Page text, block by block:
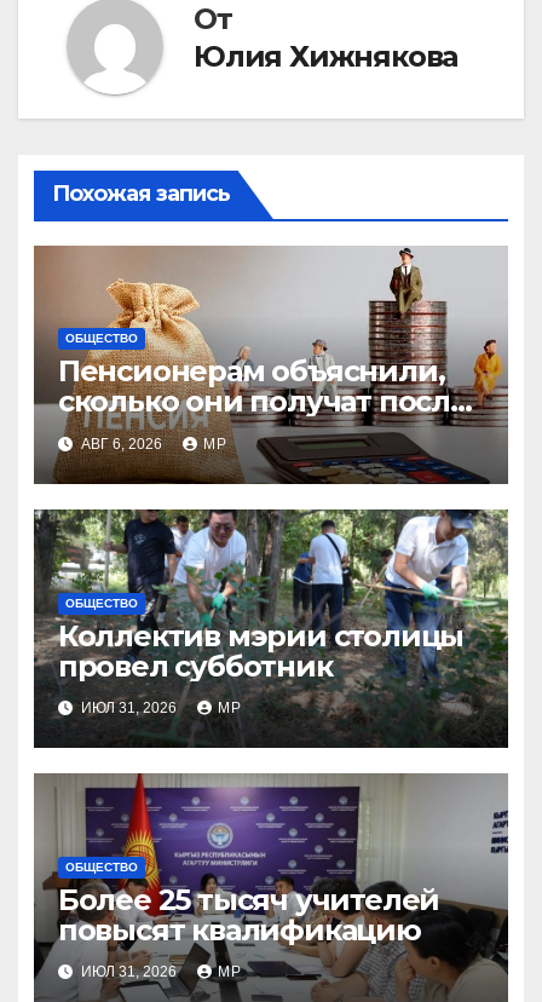
От
Юлия Хижнякова
Похожая запись
ОБЩЕСТВО
Пенсионерам объяснили,
сколько они получат после
индексации
АВГ 6, 2026 MP
ОБЩЕСТВО
Коллектив мэрии столицы
провел субботник
ИЮЛ 31, 2026 MP
ОБЩЕСТВО
Более 25 тысяч учителей
повысят квалификацию
ИЮЛ 31, 2026 MP